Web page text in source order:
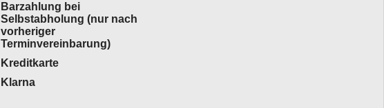
Barzahlung bei
Selbstabholung (nur nach
vorheriger
Terminvereinbarung)
Kreditkarte
Klarna